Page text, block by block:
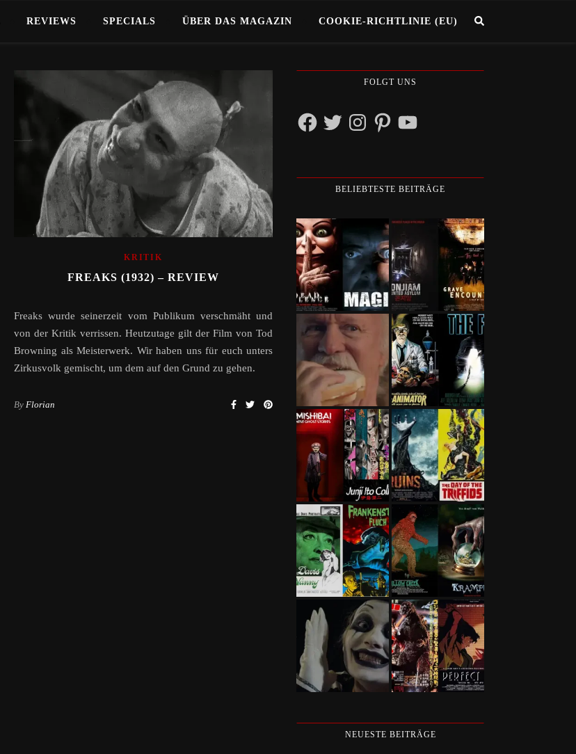
REVIEWS SPECIALS ÜBER DAS MAGAZIN COOKIE-RICHTLINIE (EU)
KRITIK
FREAKS (1932) – REVIEW
Freaks wurde seinerzeit vom Publikum verschmäht und
von der Kritik verrissen. Heutzutage gilt der Film von Tod
Browning als Meisterwerk. Wir haben uns für euch unters
Zirkusvolk gemischt, um dem auf den Grund zu gehen.
By Florian
FOLGT UNS
FacebookTwitterInstagramPinterestYouTube
BELIEBTESTE BEITRÄGE
NEUESTE BEITRÄGE